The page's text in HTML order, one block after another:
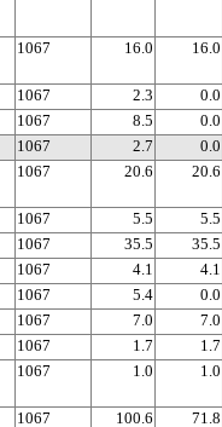
1067 16.0 16.0
1067 2.3
0.0
1067 8.5
0.0
1067 2.7 0.0
1067 20.6 20.6
1067 5.5
5.5
1067 35.5
35.5
1067 4.1
4.1
1067 5.4
0.0
1067 7.0
7.0
1067 1.7
1.7
1067 1.0 1.0
1067 100.6 71.8